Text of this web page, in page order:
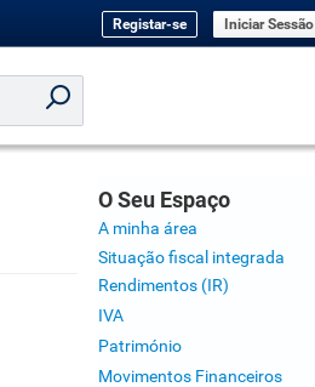
Registar-se Iniciar Sessão
O Seu Espaço
A minha área
Situação fiscal integrada
Rendimentos (IR)
IVA
Património
Movimentos Financeiros